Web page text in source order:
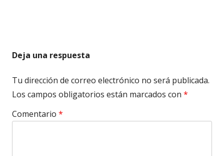
Deja una respuesta
Tu dirección de correo electrónico no será publicada.
Los campos obligatorios están marcados con *
Comentario *